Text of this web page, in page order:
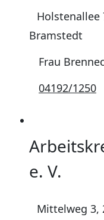
Holstenallee
Bramstedt
Frau
04192/1250
e. V.
Mittelweg 3,